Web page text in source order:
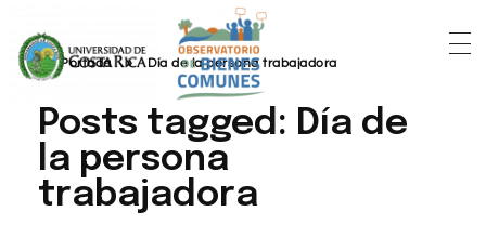
Portada » Día de la persona trabajadora
Posts tagged: Día de
la persona
trabajadora